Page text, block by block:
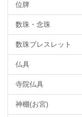
位牌
数珠・念珠
数珠ブレスレット
仏具
寺院仏具
神棚(お宮)